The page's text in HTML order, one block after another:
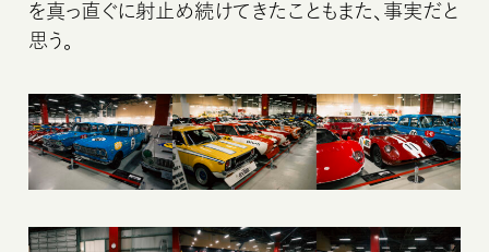
を真っ直ぐに射止め続けてきたこともまた、事実だと
思う。